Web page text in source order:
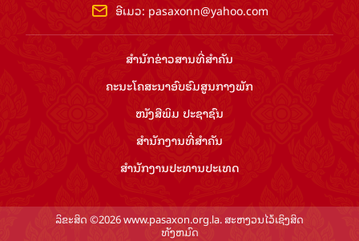
ອີເມວ: pasaxonn@yahoo.com
ສຳ​ນັກ​ຂ່າວ​ສານ​ທີ່​ສຳ​ຄັນ​
ຄະນະໂຄສະນາອົບຮົມ​ສູນ​ກາງ​ພັກ
ໜັງສືພິມ ປະ​ຊາ​ຊົນ
ສຳ​ນັກ​ງານ​ທີ່​ສຳ​ຄັນ
ສຳ​ນັກ​ງານ​ປະ​ທານ​ປະ​ເທດ
ລິຂະສິດ ©2026 www.pasaxon.org.la. ສະຫງວນໄວ້ເຊິງສິດ
ທັງຫມົດ